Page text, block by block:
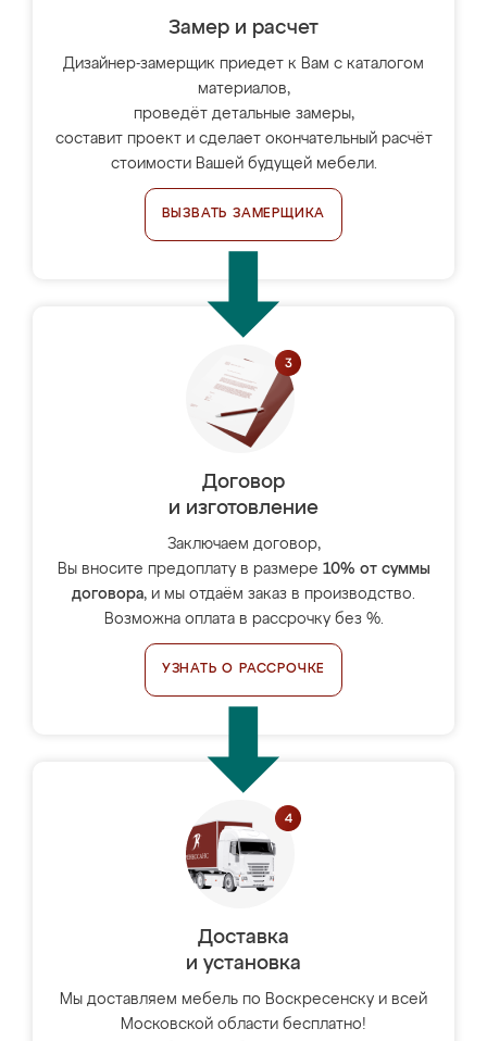
Замер и расчет
Дизайнер-замерщик приедет к Вам с каталогом
материалов,
проведёт детальные замеры,
составит проект и сделает окончательный расчёт
стоимости Вашей будущей мебели.
ВЫЗВАТЬ ЗАМЕРЩИКА
Договор
и изготовление
Заключаем договор,
Вы вносите предоплату в размере 10% от суммы
договора, и мы отдаём заказ в производство.
Возможна оплата в рассрочку без %.
УЗНАТЬ О РАССРОЧКЕ
Доставка
и установка
Мы доставляем мебель по Воскресенску и всей
Московской области бесплатно!